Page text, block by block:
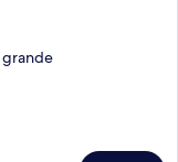
grande